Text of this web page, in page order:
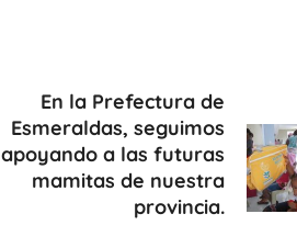
En la Prefectura de
Esmeraldas, seguimos
apoyando a las futuras
mamitas de nuestra
provincia.